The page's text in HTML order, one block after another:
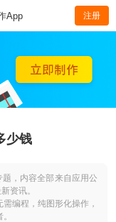
App 注册
少钱
，内容全部来自应用公
资讯。
编程，纯图形化操作，